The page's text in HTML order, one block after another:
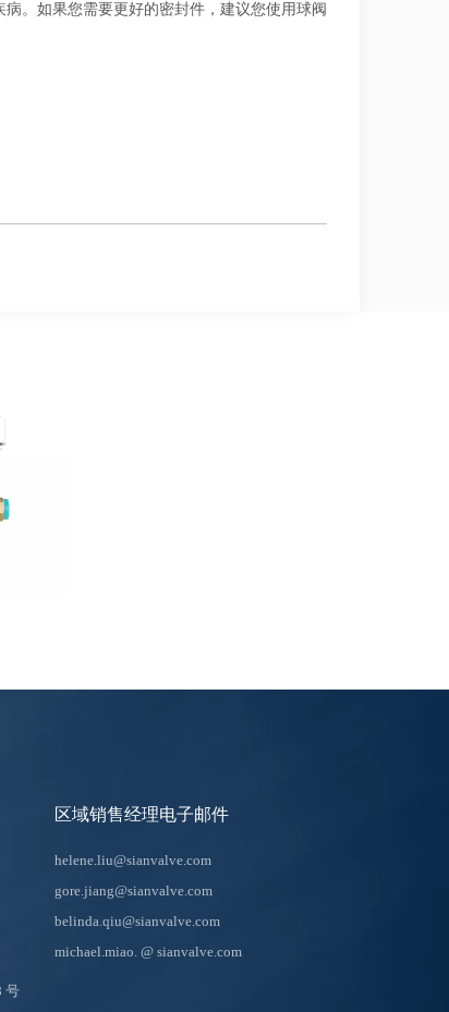
。如果您需要更好的密封件，建议您使用球阀
号
区域销售经理电子邮件
helene.liu@sianvalve.com
gore.jiang@sianvalve.com
belinda.qiu@sianvalve.com
michael.miao. @ sianvalve.com